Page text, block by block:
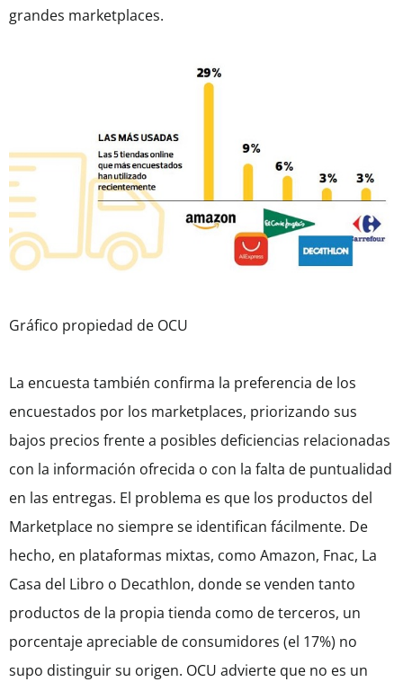
grandes marketplaces.
Gráfico propiedad de OCU
La encuesta también confirma la preferencia de los
encuestados por los marketplaces, priorizando sus
bajos precios frente a posibles deficiencias relacionadas
con la información ofrecida o con la falta de puntualidad
en las entregas. El problema es que los productos del
Marketplace no siempre se identifican fácilmente. De
hecho, en plataformas mixtas, como Amazon, Fnac, La
Casa del Libro o Decathlon, donde se venden tanto
productos de la propia tienda como de terceros, un
porcentaje apreciable de consumidores (el 17%) no
supo distinguir su origen. OCU advierte que no es un